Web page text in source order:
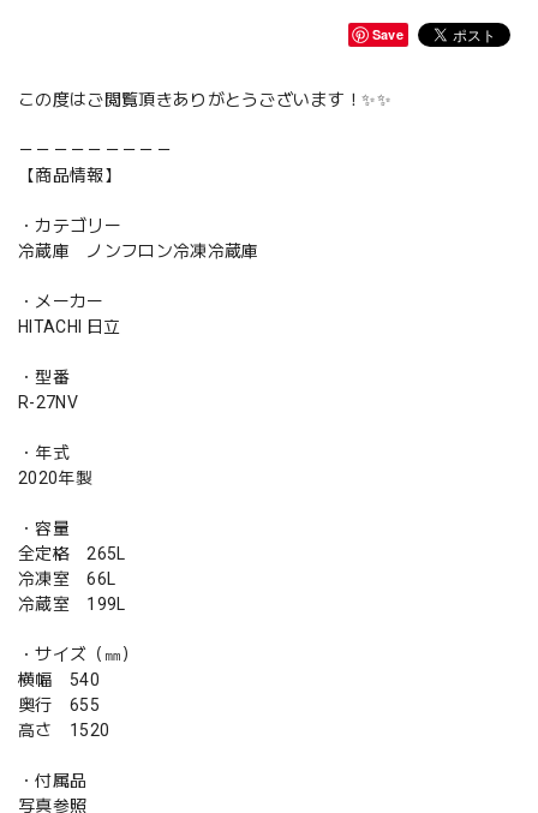
Save
この度はご閲覧頂きありがとうございます！✨✨
－－－－－－－－－
【商品情報】
・カテゴリー
冷蔵庫 ノンフロン冷凍冷蔵庫
・メーカー
HITACHI 日立
・型番
R-27NV
・年式
2020年製
・容量
全定格 265L
冷凍室 66L
冷蔵室 199L
・サイズ（㎜）
横幅 540
奥行 655
高さ 1520
・付属品
写真参照